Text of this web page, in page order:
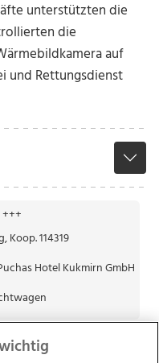
unterstützten die
die
auf
und Rettungsdienst
+++